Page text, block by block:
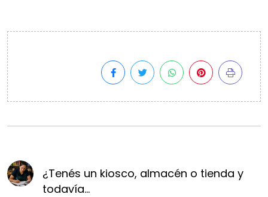
¿Tenés un kiosco, almacén o tienda y
todavía...